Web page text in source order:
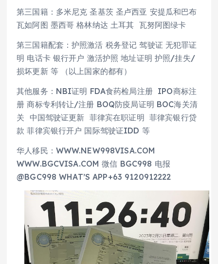
第三国籍：多米尼克 圣基茨 圣卢西亚 安提瓜和巴布
瓦如阿图 墨西哥 格林纳达 土耳其 瓦努阿图绿卡
第三国籍配套：护照激活 税务登记 驾驶证 无犯罪证
明 电话卡 银行开户 激活护照 地址证明 护照/挂失/
损坏更新 等 （以上国家的都有）
其他服务：NBI证明 FDA食药检局注册 IPO商标注
册 商标专利转让/注册 BOQ防疫局证明 BOC海关清
关 中国驾驶证更新 菲律宾在职证明 菲律宾银行贷
款 菲律宾银行开户 国际驾驶证IDD 等
华人移民：WWW.NEW998VISA.COM
WWW.BGCVISA.COM 微信 BGC998 电报
@BGC998 WHAT’S APP+63 9120912222